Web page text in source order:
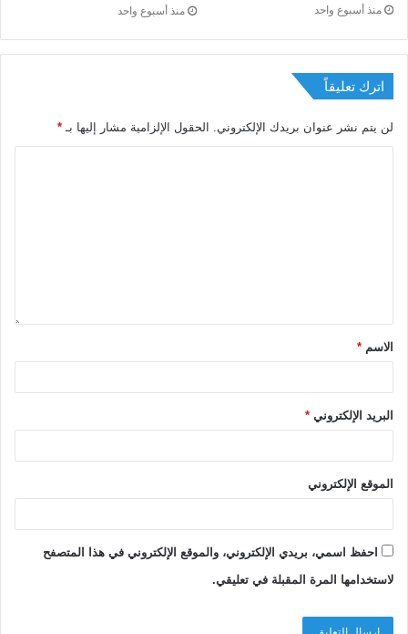
منذ أسبوع واحد منذ أسبوع واحد
اترك تعليقاً
لن يتم نشر عنوان بريدك الإلكتروني. الحقول الإلزامية مشار إليها بـ *
الاسم *
البريد الإلكتروني *
الموقع الإلكتروني
احفظ اسمي، بريدي الإلكتروني، والموقع الإلكتروني في هذا المتصفح
لاستخدامها المرة المقبلة في تعليقي.